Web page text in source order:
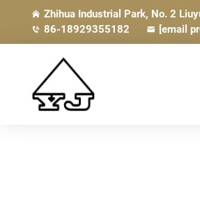
Zhihua Industrial Park, No. 2
86-18929355182
[email